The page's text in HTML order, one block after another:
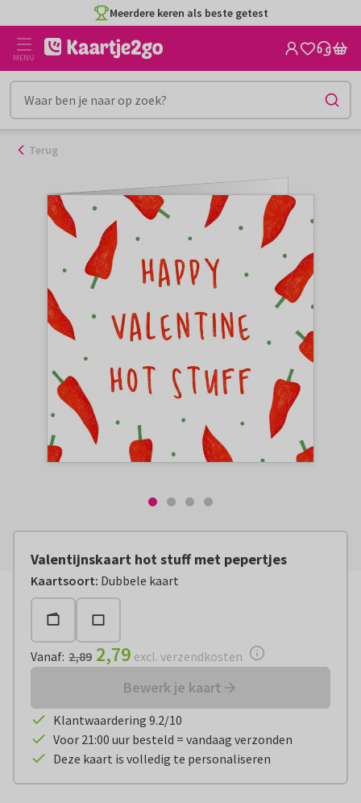
naar
inhoud
Meerdere keren als beste getest
MENU
Terug
Valentijnskaart hot stuff met pepertjes
Kaartsoort: Dubbele kaart
Vanaf:€ 2,79 excl. verzendkosten
Vanaf: 2,89 2,79 excl. verzendkosten
Bewerk je kaart
Klantwaardering 9.2/10
Voor 21:00 uur besteld = vandaag verzonden
Deze kaart is volledig te personaliseren